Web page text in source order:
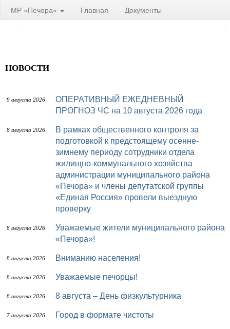
МР «Печора» Главная Документы
НОВОСТИ
9 августа 2026
ОПЕРАТИВНЫЙ ЕЖЕДНЕВНЫЙ
ПРОГНОЗ ЧС на 10 августа 2026 года
8 августа 2026
В рамках общественного контроля за
подготовкой к предстоящему осенне-
зимнему периоду сотрудники отдела
жилищно-коммунального хозяйства
администрации муниципального района
«Печора» и члены депутатской группы
«Единая Россия» провели выездную
проверку
8 августа 2026
Уважаемые жители муниципального района
«Печора»!
8 августа 2026 Вниманию населения!
8 августа 2026 Уважаемые печорцы!
8 августа 2026 8 августа – День физкультурника
7 августа 2026 Город в формате чистоты